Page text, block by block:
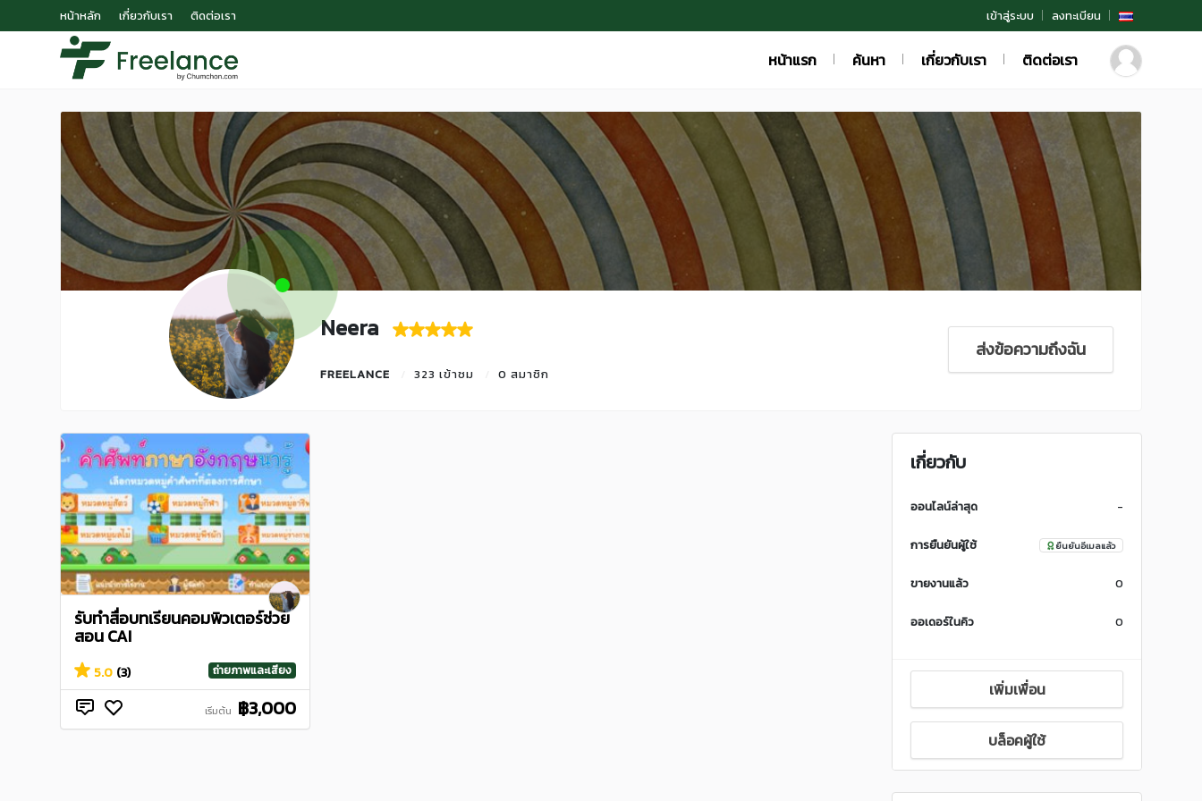
หน้าหลัก เกี่ยวกับเรา ติดต่อเรา เข้าสู่ระบบ ลงทะเบียน
หน้าแรก ค้นหา เกี่ยวกับเรา ติดต่อเรา
Neera
FREELANCE 323 เข้าชม 0 สมาชิก
ส่งข้อความถึงฉัน
รับทำสื่อบทเรียนคอมพิวเตอร์ช่วย
สอน CAI
5.0 (3) ถ่ายภาพและเสียง
เริ่มต้น ฿3,000
เกี่ยวกับ
ออนไลน์ล่าสุด -
การยืนยันผู้ใช้ ยืนยันอีเมลแล้ว
ขายงานแล้ว 0
ออเดอร์ในคิว 0
เพิ่มเพื่อน
บล็อคผู้ใช้